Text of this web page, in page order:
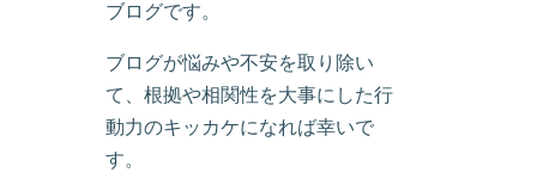
ブログです。
ブログが悩みや不安を取り除い
て、根拠や相関性を大事にした行
動力のキッカケになれば幸いで
す。